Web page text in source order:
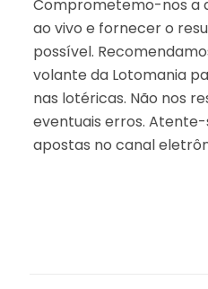
Comprometemo-nos a
ao vivo e fornecer o
possível.
volante da Lotomania
nas lotéricas. Não nos
eventuais erros.
apostas no canal